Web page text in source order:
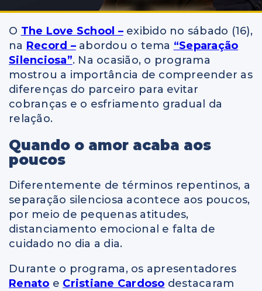
O The Love School –exibido no sábado (16),
na Record –abordou o tema “Separação
Silenciosa”. Na ocasião, o programa
mostrou a importância de compreender as
diferenças do parceiro para evitar
cobranças e o esfriamento gradual da
relação.
Quando o amor acaba aos
poucos
Diferentemente de términos repentinos, a
separação silenciosa acontece aos poucos,
por meio de pequenas atitudes,
distanciamento emocional e falta de
cuidado no dia a dia.
Durante o programa, os apresentadores
Renato e Cristiane Cardoso destacaram